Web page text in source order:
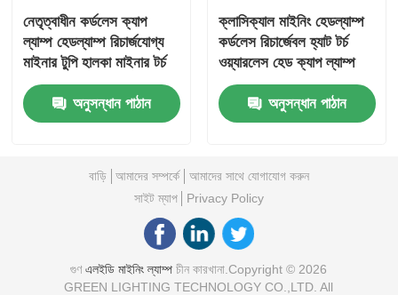
নেতৃত্বাধীন কর্ডলেস ক্যাপ
ল্যাম্প হেডল্যাম্প রিচার্জযোগ্য
মাইনার টুপি হালকা মাইনার টর্চ
ডিজিটাল ডিসপ্লে সহ হেলমেট
ল্যাম্প
অনুসন্ধান পাঠান
ক্লাসিক্যাল মাইনিং হেডল্যাম্প
কর্ডলেস রিচার্জেবল হ্যাট টর্চ
ওয়্যারলেস হেড ক্যাপ ল্যাম্প
ইন্ডাস্ট্রিয়ালের জন্য
অনুসন্ধান পাঠান
বাড়ি আমাদের সম্পর্কে
আমাদের সাথে যোগাযোগ করুন
সাইট ম্যাপ
Privacy Policy
গুণএলইডি মাইনিং ল্যাম্প চীন কারখানা.Copyright © 2026
GREEN LIGHTING TECHNOLOGY CO.,LTD. All